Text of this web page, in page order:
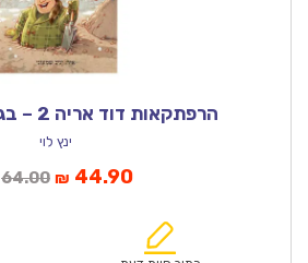
הרפתקאות דוד אריה 2 – בג’ונגל הסיבירי
ינץ לוי
64.00המחיר
₪ 44.90המחיר
הוא: